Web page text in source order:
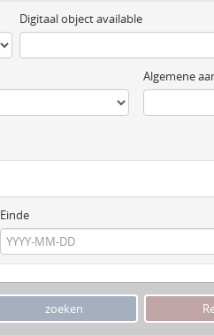
Digitaal object available
Algemene
Einde